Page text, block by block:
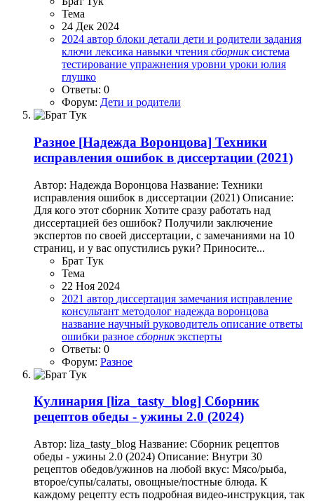
Тема
24 Дек 2024
2024 автор блоки детали дети и родители задания
ключи лексика навыки чтения сборник система
тестирование упражнения уровни уроки юлия
глушко
Ответы: 0
Форум: Дети и родители
Разное [Надежда Воронцова] Техники
исправления ошибок в диссертации (2021)
Автор: Надежда Воронцова Название: Техники
исправления ошибок в диссертации (2021) Описание:
Для кого этот сборник Хотите сразу работать над
диссертацией без ошибок? Получили заключение
экспертов по своей диссертации, с замечаниями на 10
страниц, и у вас опустились руки? Приносите...
Брат Тук
Тема
22 Ноя 2024
2021 автор диссертация замечания исправление
консультант методолог надежда воронцова
название научный руководитель описание ответы
ошибки разное сборник эксперты
Ответы: 0
Форум: Разное
Кулинария [liza_tasty_blog] Сборник
рецептов обеды - ужины 2.0 (2024)
Автор: liza_tasty_blog Название: Сборник рецептов
обеды - ужины 2.0 (2024) Описание: Внутри 30
рецептов обедов/ужинов на любой вкус: Мясо/рыба,
второе/супы/салаты, овощные/постные блюда. К
каждому рецепту есть подробная видео-инструкция, так